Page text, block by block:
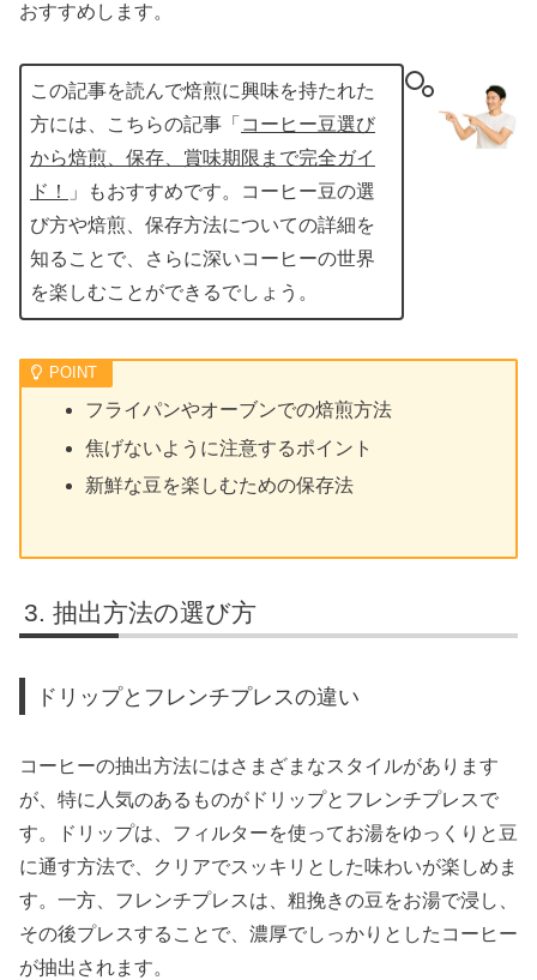
おすすめします。
この記事を読んで焙煎に興味を持たれた
方には、こちらの記事「 コーヒー豆選び
から焙煎、保存、賞味期限まで完全ガイ
ド！
」もおすすめです。コーヒー豆の選
び方や焙煎、保存方法についての詳細を
知ることで、さらに深いコーヒーの世界
を楽しむことができるでしょう。
フライパンやオーブンでの焙煎方法
焦げないように注意するポイント
新鮮な豆を楽しむための保存法
抽出方法の選び方
ドリップとフレンチプレスの違い
コーヒーの抽出方法にはさまざまなスタイルがあります
が、特に人気のあるものがドリップとフレンチプレスで
す。ドリップは、フィルターを使ってお湯をゆっくりと豆
に通す方法で、クリアでスッキリとした味わいが楽しめま
す。一方、フレンチプレスは、粗挽きの豆をお湯で浸し、
その後プレスすることで、濃厚でしっかりとしたコーヒー
が抽出されます。